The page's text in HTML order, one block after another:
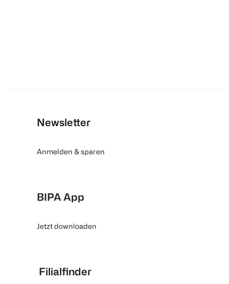
Newsletter
Anmelden & sparen
BIPA App
Jetzt downloaden
Filialfinder